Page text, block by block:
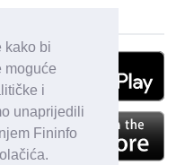
kako bi
moguće
i
unaprijedili
Fininfo